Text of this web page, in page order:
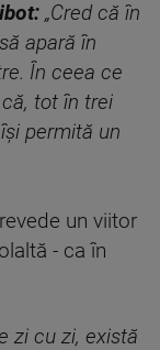
„Cred că în
apară în
În ceea ce
tot în trei
permită un
un viitor
- ca în
zi cu zi, există